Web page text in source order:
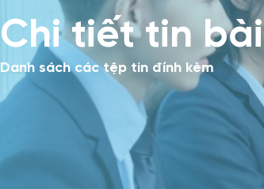
Chi tiết tin bài
Danh sách các tệp tin đính kèm